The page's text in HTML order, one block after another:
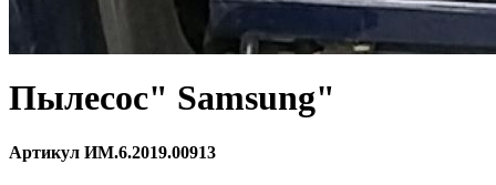
Пылесос" Samsung"
Артикул ИМ.6.2019.00913